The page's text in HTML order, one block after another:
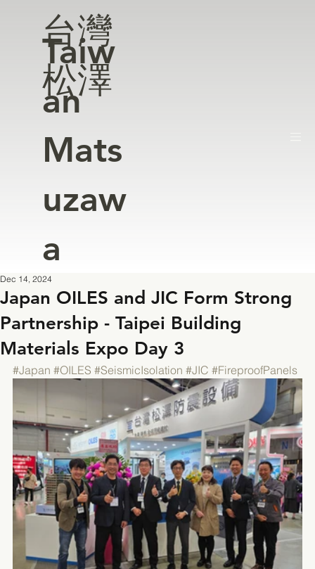
台灣
松澤
Taiw
an
Mats
uzaw
a
Japan OILES and JIC Form Strong
Partnership - Taipei Building
Materials Expo Day 3
Dec 14, 2024
#Japan #OILES #SeismicIsolation #JIC #FireproofPanels